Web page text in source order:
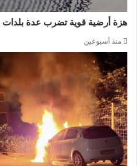
هزة أرضية قوية تضرب عدة بلدات
منذ أسبوعين